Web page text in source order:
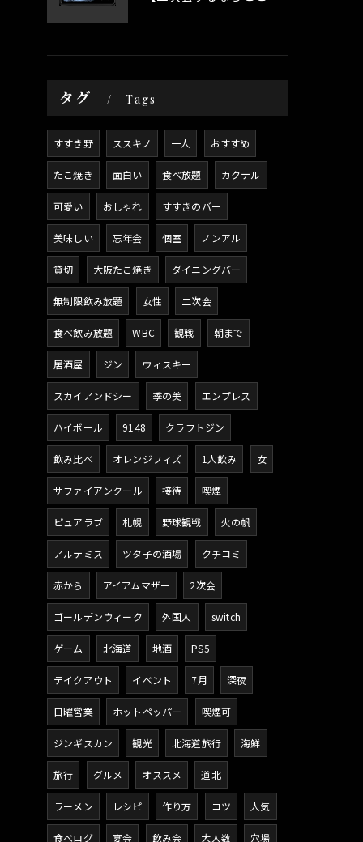
タグ Tags
すすき野 ススキノ 一人 おすすめ
たこ焼き 面白い 食べ放題 カクテル
可愛い おしゃれ すすきのバー
美味しい 忘年会 個室 ノンアル
貸切 大阪たこ焼き ダイニングバー
無制限飲み放題 女性 二次会
食べ飲み放題 WBC 観戦 朝まで
居酒屋 ジン ウィスキー
スカイアンドシー 季の美 エンプレス
ハイボール 9148 クラフトジン
飲み比べ オレンジフィズ 1人飲み 女
サファイアンクール 接待 喫煙
ピュアラブ 札幌 野球観戦 火の帆
アルテミス ツタ子の酒場 クチコミ
赤から アイアムマザー 2次会
ゴールデンウィーク 外国人 switch
ゲーム 北海道 地酒 PS5
テイクアウト イベント 7月 深夜
日曜営業 ホットペッパー 喫煙可
ジンギスカン 観光 北海道旅行 海鮮
旅行 グルメ オススメ 道北
ラーメン レシピ 作り方 コツ 人気
食べログ 宴会 飲み会 大人数 穴場